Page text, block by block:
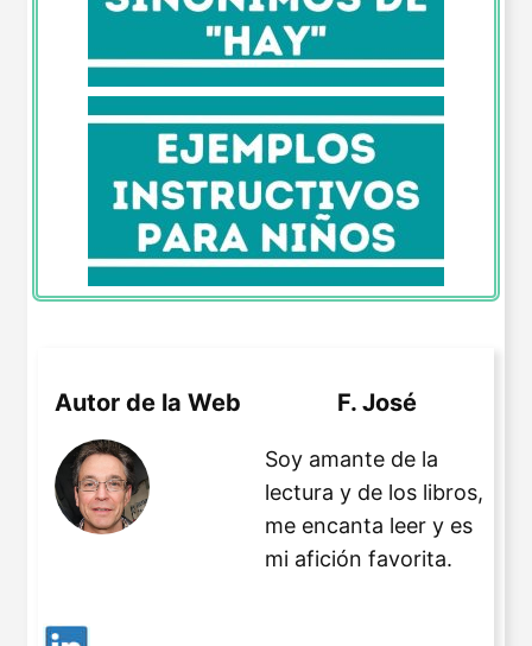
Autor de la Web F. José
Soy amante de la
lectura y de los libros,
me encanta leer y es
mi afición favorita.